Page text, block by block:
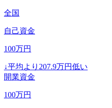
全国
自己資金
100万円
↓平均より 207.9万円低い
開業資金
100万円